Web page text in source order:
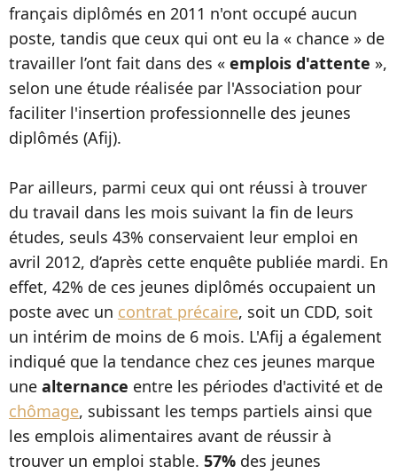
français diplômés en 2011 n'ont occupé aucun
poste, tandis que ceux qui ont eu la « chance » de
travailler l’ont fait dans des « emplois d'attente »,
selon une étude réalisée par l'Association pour
faciliter l'insertion professionnelle des jeunes
diplômés (Afij).
Par ailleurs, parmi ceux qui ont réussi à trouver
du travail dans les mois suivant la fin de leurs
études, seuls 43% conservaient leur emploi en
avril 2012, d’après cette enquête publiée mardi. En
effet, 42% de ces jeunes diplômés occupaient un
poste avec un contrat précaire, soit un CDD, soit
un intérim de moins de 6 mois. L'Afij a également
indiqué que la tendance chez ces jeunes marque
une alternance entre les périodes d'activité et de
chômage, subissant les temps partiels ainsi que
les emplois alimentaires avant de réussir à
trouver un emploi stable. 57% des jeunes